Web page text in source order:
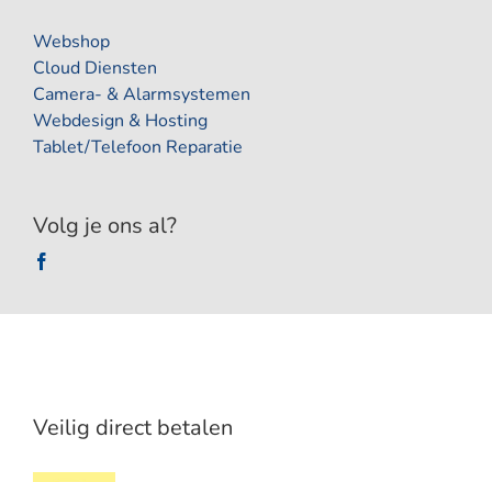
Webshop
Cloud Diensten
Camera- & Alarmsystemen
Webdesign & Hosting
Tablet/Telefoon Reparatie
Volg je ons al?
Veilig direct betalen